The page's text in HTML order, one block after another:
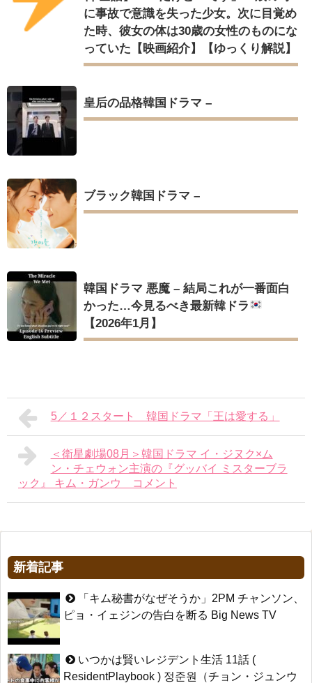
に事故で意識を失った少女。次に目覚め
た時、彼女の体は30歳の女性のものにな
っていた【映画紹介】【ゆっくり解説】
皇后の品格韓国ドラマ –
ブラック韓国ドラマ –
韓国ドラマ 悪魔 – 結局これが一番面白
かった…今見るべき最新韓ドラ
【2026年1月】
5／１２スタート 韓国ドラマ「王は愛する」
＜衛星劇場08月＞韓国ドラマ イ・ジヌク×ム
ン・チェウォン主演の『グッバイ ミスターブラ
ック』 キム・ガンウ コメント
新着記事
「キム秘書がなぜそうか」2PM チャンソン、
ピョ・イェジンの告白を断る Big News TV
いつかは賢いレジデント生活 11話 (
ResidentPlaybook ) 정준원（チョン・ジュンウ